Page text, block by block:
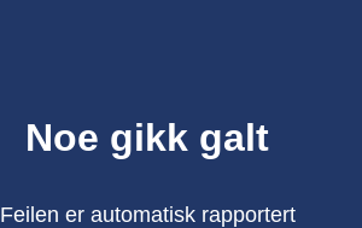
Noe gikk galt
Feilen er automatisk rapportert